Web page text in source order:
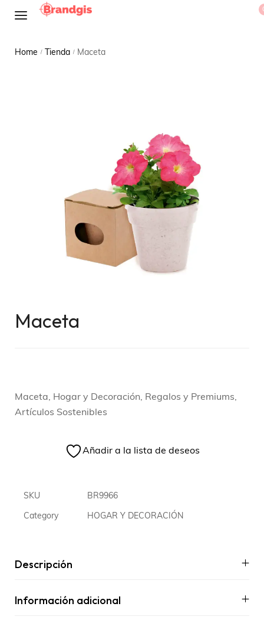
Home / Tienda / Maceta
Maceta
Maceta, Hogar y Decoración, Regalos y Premiums,
Artículos Sostenibles
Añadir a la lista de deseos
SKU BR9966
Category HOGAR Y DECORACIÓN
Descripción
Información adicional